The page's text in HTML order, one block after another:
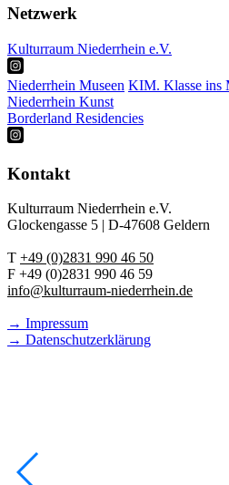
Netzwerk
Kulturraum Niederrhein e.V.
Niederrhein Museen KIM. Klasse ins
Niederrhein Kunst
Borderland Residencies
Kontakt
Kulturraum Niederrhein e.V.
Glockengasse 5 | D-47608 Geldern
T +49 (0)2831 990 46 50
F +49 (0)2831 990 46 59
info@kulturraum-niederrhein.de
→ Impressum
→ Datenschutzerklärung